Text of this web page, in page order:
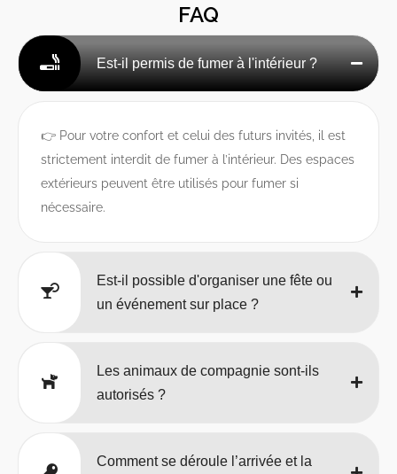
FAQ
Est-il permis de fumer à l'intérieur ?
👉 Pour votre confort et celui des futurs invités, il est
strictement interdit de fumer à l’intérieur. Des espaces
extérieurs peuvent être utilisés pour fumer si
nécessaire.
Est-il possible d'organiser une fête ou
un événement sur place ?
Les animaux de compagnie sont-ils
autorisés ?
Comment se déroule l’arrivée et la